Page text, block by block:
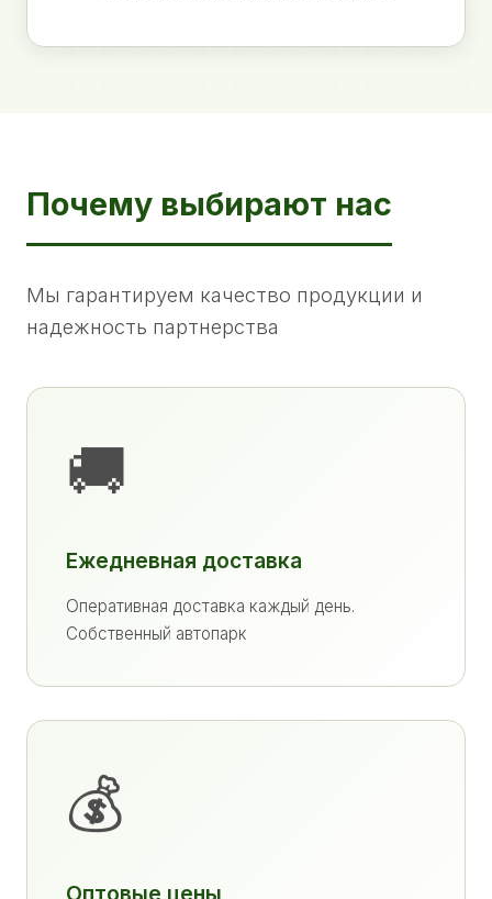
Почему выбирают нас
Мы гарантируем качество продукции и
надежность партнерства
🚚
Ежедневная доставка
Оперативная доставка каждый день.
Собственный автопарк
💰
Оптовые цены